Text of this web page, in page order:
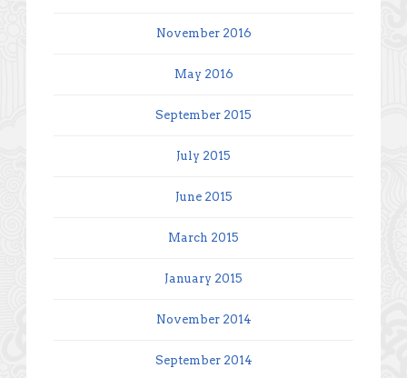
November 2016
May 2016
September 2015
July 2015
June 2015
March 2015
January 2015
November 2014
September 2014